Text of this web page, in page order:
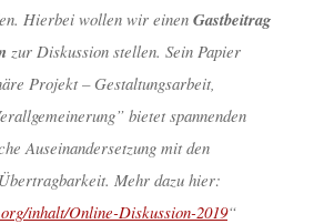
Hierbei wollen wir einen Gastbeitrag
zur Diskussion stellen. Sein Papier
Projekt – Gestaltungsarbeit,
bietet spannenden
Auseinandersetzung mit den
Mehr dazu hier:
inhalt/Online-Diskussion-2019“